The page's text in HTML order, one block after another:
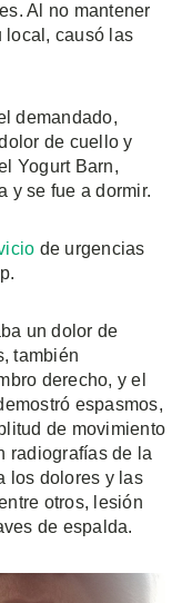
Al no mantener
local, causó las
demandado,
de cuello y
Yogurt Barn,
y se fue a dormir.
de urgencias
un dolor de
también
derecho, y el
espasmos,
de movimiento
radiografías de la
los dolores y las
otros, lesión
de espalda.